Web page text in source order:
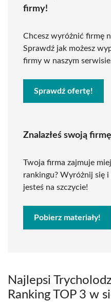
firmy!
Chcesz wyróżnić firmę
Sprawdź jak możesz
firmy w naszym
Sprawdź ofertę!
Znalazłeś swoją
Twoja firma zajmuje
rankingu? Wyróżnij się
jesteś na szczycie!
Pobierz materiały!
Najlepsi
Ranking TOP 3 w